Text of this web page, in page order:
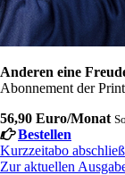
Anderen eine
Abonnement der
56,90 Euro/Monat
Bestellen
Kurzzeitabo
Zur aktuellen